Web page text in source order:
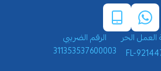
الحر
FL-
الرقم الضريبي
311353537600003